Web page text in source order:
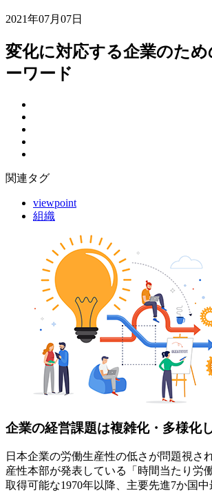
2021年07月07日
変化に対応する企業のた
ーワード
関連タグ
viewpoint
組織
企業の経営課題は複雑化・多様化
日本企業の労働生産性の低さが問題視さ
産性本部が発表している「時間当たり労
取得可能な1970年以降、主要先進7か国